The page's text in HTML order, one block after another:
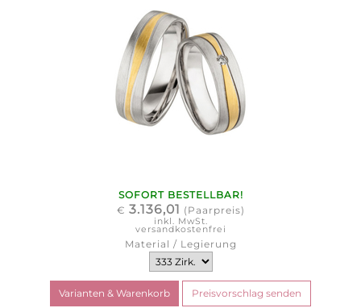
SOFORT BESTELLBAR!
€ 3.136,01 (Paarpreis)
inkl. MwSt.
versandkostenfrei
Material / Legierung